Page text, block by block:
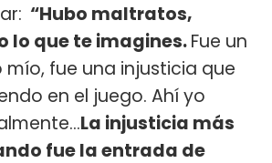
“Hubo maltratos,
lo que te imagines.Fue un
fue una injusticia que
en el juego. Ahí yo
La injusticia más
fue la entrada de